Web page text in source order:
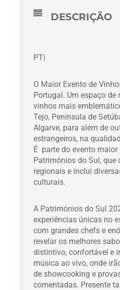
DESCRIÇÃO
PT|
O Maior Evento de
Portugal. Um espaço de
vinhos mais
Tejo, Península de
Algarve, para além de
estrangeiros, na
É parte do evento
Patrimónios do Sul, que
regionais e inclui
culturais.
A Patrimónios do Sul
experiências únicas no
com grandes chefs e
revelar os melhores
distintivo, confortável e
música ao vivo, onde
de showcooking e
comentadas. Presente